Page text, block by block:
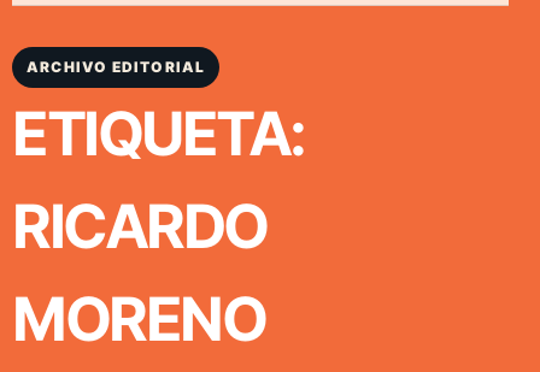
ARCHIVO EDITORIAL
ETIQUETA:
RICARDO
MORENO